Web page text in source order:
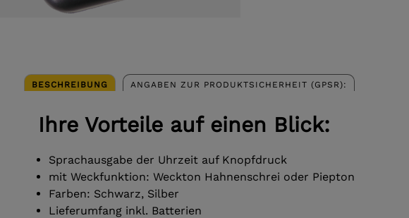
BESCHREIBUNG ANGABEN ZUR PRODUKTSICHERHEIT (GPSR):
Ihre Vorteile auf einen Blick:
Sprachausgabe der Uhrzeit auf Knopfdruck
mit Weckfunktion: Weckton Hahnenschrei oder Piepton
Farben: Schwarz, Silber
Lieferumfang inkl. Batterien